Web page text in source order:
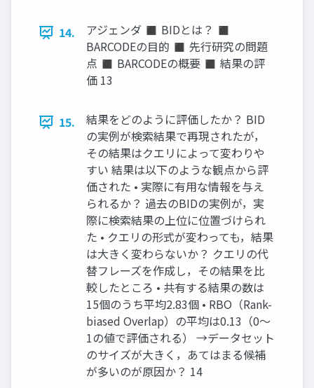
14.
アジェンダ ◼ BIDとは？ ◼
BARCODEの目的 ◼ 先行研究の問題
点 ◼ BARCODEの概要 ◼ 結果の評
価 13
15.
結果をどのように評価したか？ BID
の実例が検索結果で再現されたが，
その結果はクエリによって変わりや
すい 結果は以下のような観点から評
価された • 実際に有用な情報を与え
られるか？ 過去のBIDの実例が，実
際に検索結果の上位に位置づけられ
た • クエリの形式が変わっても，結果
は大きく変わらないか？ クエリの代
替フレーズを作成し，その結果を比
較したところ • 共有する結果の数は
15個のうち平均2.83個 • RBO（Rank-
biased Overlap）の平均は0.13（0～
1の値で評価される） →データセット
のサイズが大きく，あてはまる候補
が多いのが原因か？ 14